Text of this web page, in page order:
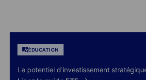
ÉDUCATION
Le potentiel d'investissement